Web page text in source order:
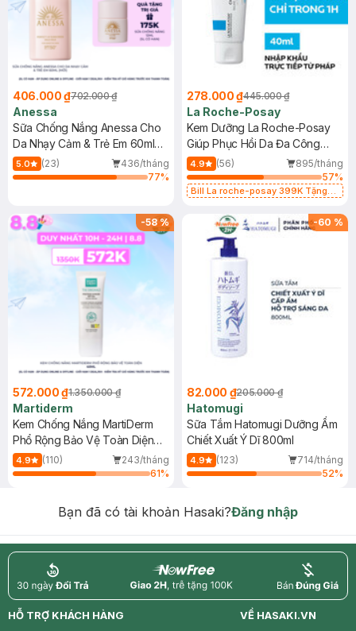
406.000 ₫702.000 ₫
Anessa
Sữa Chống Nắng Anessa Cho
Da Nhạy Cảm & Trẻ Em 60ml
(Mới)
5.0 (23)
436/tháng
77%
278.000 ₫445.000 ₫
La Roche-Posay
Kem Dưỡng La Roche-Posay
Giúp Phục Hồi Da Đa Công
Dụng 40ml
4.9 (56)
895/tháng
57%
Bill La roche-posay 399K Tặng
(SL có hạn)
-58%
572.000 ₫1.350.000 ₫
Martiderm
Kem Chống Nắng MartiDerm
Phổ Rộng Bảo Vệ Toàn Diện
40ml
4.9 (110)
243/tháng
61%
-60 %
82.000 ₫205.000 ₫
Hatomugi
Sữa Tắm Hatomugi Dưỡng Ẩm
Chiết Xuất Ý Dĩ 800ml
4.9 (123)
714/tháng
52%
Bạn đã có tài khoản Hasaki?Đăng nhập
return nowfree price
HỖ TRỢ KHÁCH HÀNG
VỀ HASAKI.VN